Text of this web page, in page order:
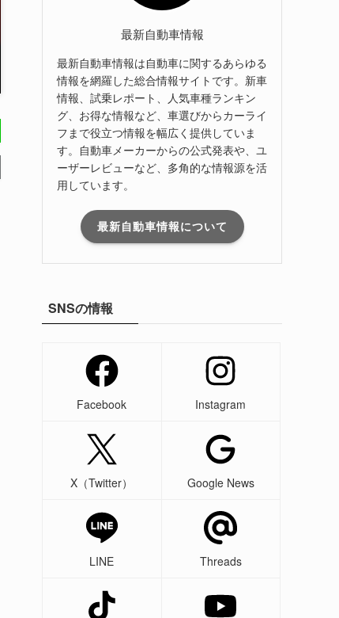
最新自動車情報
最新自動車情報は自動車に関するあらゆる
情報を網羅した総合情報サイトです。新車
情報、試乗レポート、人気車種ランキン
グ、お得な情報など、車選びからカーライ
フまで役立つ情報を幅広く提供していま
す。自動車メーカーからの公式発表や、ユ
ーザーレビューなど、多角的な情報源を活
用しています。
最新自動車情報について
SNSの情報
Facebook Instagram
X（Twitter） Google News
LINE Threads